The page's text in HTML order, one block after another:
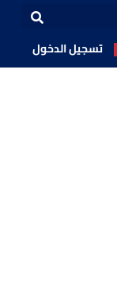
تسجيل الدخول